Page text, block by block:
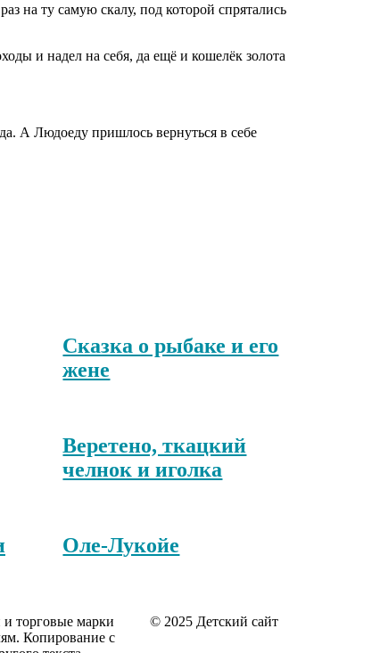
на ту самую скалу, под которой спрятались
и надел на себя, да ещё и кошелёк золота
А Людоеду пришлось вернуться в себе
Сказка о рыбаке и его
жене
Веретено, ткацкий
челнок и иголка
Оле-Лукойе
торговые марки
Копирование с
© 2025 Детский сайт